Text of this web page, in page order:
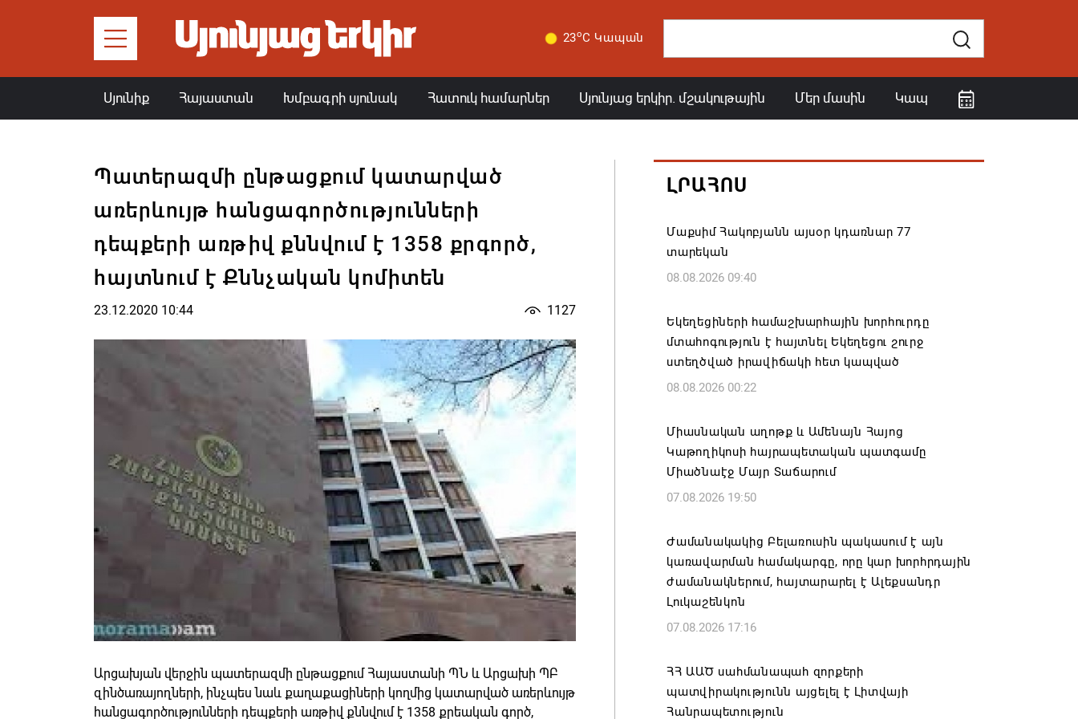
23oC Կապան
Սյունիք Հայաստան Խմբագրի սյունակ Հատուկ համարներ Սյունյաց երկիր. մշակութային Մեր մասին Կապ
Պատերազմի ընթացքում կատարված
առերևույթ հանցագործությունների
դեպքերի առթիվ քննվում է 1358 քրգործ,
հայտնում է Քննչական կոմիտեն
23.12.2020 10:44 1127
Արցախյան վերջին պատերազմի ընթացքում Հայաստանի ՊՆ և Արցախի ՊԲ
զինծառայողների, ինչպես նաև քաղաքացիների կողմից կատարված առերևույթ
հանցագործությունների դեպքերի առթիվ քննվում է 1358 քրեական գործ,
ԼՐԱՀՈՍ
Մաքսիմ Հակոբյանն այսօր կդառնար 77
տարեկան
08.08.2026 09:40
Եկեղեցիների համաշխարհային խորհուրդը
մտահոգություն է հայտնել Եկեղեցու շուրջ
ստեղծված իրավիճակի հետ կապված
08.08.2026 00:22
Միասնական աղոթք և Ամենայն Հայոց
Կաթողիկոսի հայրապետական պատգամը
Միածնաէջ Մայր Տաճարում
07.08.2026 19:50
Ժամանակակից Բելառուսին պակասում է այն
կառավարման համակարգը, որը կար խորհրդային
ժամանակներում, հայտարարել է Ալեքսանդր
Լուկաշենկոն
07.08.2026 17:16
ՀՀ ԱԱԾ սահմանապահ զորքերի
պատվիրակությունն այցելել է Լիտվայի
Հանրապետություն